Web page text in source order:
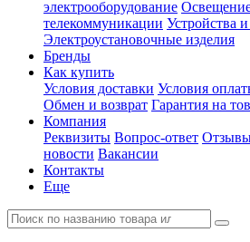
электрооборудование
телекоммуникации Устройства
Электроустановочные изделия
Бренды
Как купить
Условия доставки Условия
Обмен и возврат Гарантия на
Компания
Реквизиты Вопрос-ответ
новости Вакансии
Контакты
Еще